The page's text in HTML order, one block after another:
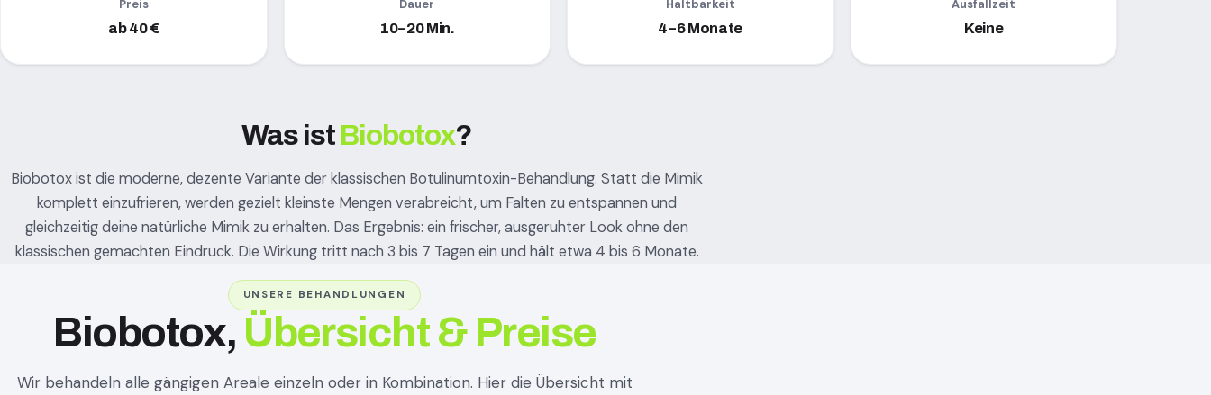
Preis
ab 40 €
Dauer
10–20 Min.
Haltbarkeit
4–6 Monate
Ausfallzeit
Keine
Was ist Biobotox?
Biobotox ist die moderne, dezente Variante der klassischen Botulinumtoxin-Behandlung. Statt die Mimik
komplett einzufrieren, werden gezielt kleinste Mengen verabreicht, um Falten zu entspannen und
gleichzeitig deine natürliche Mimik zu erhalten. Das Ergebnis: ein frischer, ausgeruhter Look ohne den
klassischen gemachten Eindruck. Die Wirkung tritt nach 3 bis 7 Tagen ein und hält etwa 4 bis 6 Monate.
UNSERE BEHANDLUNGEN
Biobotox, Übersicht & Preise
Wir behandeln alle gängigen Areale einzeln oder in Kombination. Hier die Übersicht mit